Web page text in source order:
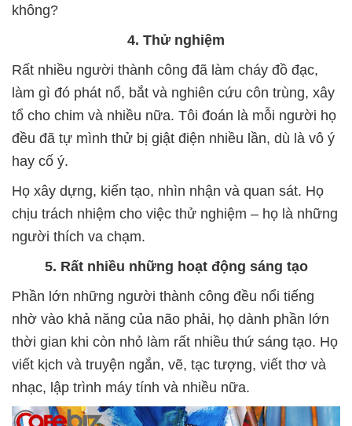
không?
4. Thử nghiệm
Rất nhiều người thành công đã làm cháy đồ đạc,
làm gì đó phát nổ, bắt và nghiên cứu côn trùng, xây
tổ cho chim và nhiều nữa. Tôi đoán là mỗi người họ
đều đã tự mình thử bị giật điện nhiều lần, dù là vô ý
hay cố ý.
Họ xây dựng, kiến tạo, nhìn nhận và quan sát. Họ
chịu trách nhiệm cho việc thử nghiệm – họ là những
người thích va chạm.
5. Rất nhiều những hoạt động sáng tạo
Phần lớn những người thành công đều nổi tiếng
nhờ vào khả năng của não phải, họ dành phần lớn
thời gian khi còn nhỏ làm rất nhiều thứ sáng tạo. Họ
viết kịch và truyện ngắn, vẽ, tạc tượng, viết thơ và
nhạc, lập trình máy tính và nhiều nữa.